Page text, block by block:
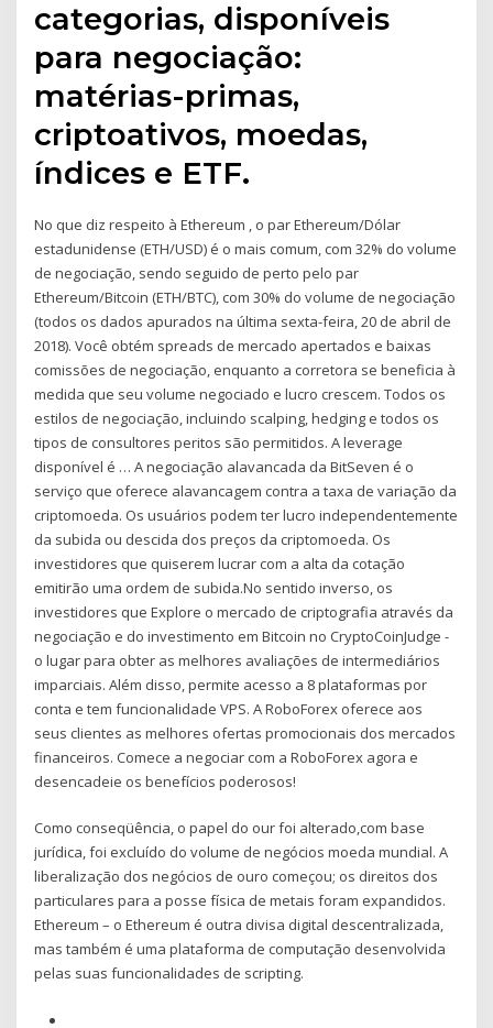
categorias, disponíveis
para negociação:
matérias-primas,
criptoativos, moedas,
índices e ETF.
No que diz respeito à Ethereum , o par Ethereum/Dólar
estadunidense (ETH/USD) é o mais comum, com 32% do volume
de negociação, sendo seguido de perto pelo par
Ethereum/Bitcoin (ETH/BTC), com 30% do volume de negociação
(todos os dados apurados na última sexta-feira, 20 de abril de
2018). Você obtém spreads de mercado apertados e baixas
comissões de negociação, enquanto a corretora se beneficia à
medida que seu volume negociado e lucro crescem. Todos os
estilos de negociação, incluindo scalping, hedging e todos os
tipos de consultores peritos são permitidos. A leverage
disponível é … A negociação alavancada da BitSeven é o
serviço que oferece alavancagem contra a taxa de variação da
criptomoeda. Os usuários podem ter lucro independentemente
da subida ou descida dos preços da criptomoeda. Os
investidores que quiserem lucrar com a alta da cotação
emitirão uma ordem de subida.No sentido inverso, os
investidores que Explore o mercado de criptografia através da
negociação e do investimento em Bitcoin no CryptoCoinJudge -
o lugar para obter as melhores avaliações de intermediários
imparciais. Além disso, permite acesso a 8 plataformas por
conta e tem funcionalidade VPS. A RoboForex oferece aos
seus clientes as melhores ofertas promocionais dos mercados
financeiros. Comece a negociar com a RoboForex agora e
desencadeie os benefícios poderosos!
Como conseqüência, o papel do our foi alterado,com base
jurídica, foi excluído do volume de negócios moeda mundial. A
liberalização dos negócios de ouro começou; os direitos dos
particulares para a posse física de metais foram expandidos.
Ethereum – o Ethereum é outra divisa digital descentralizada,
mas também é uma plataforma de computação desenvolvida
pelas suas funcionalidades de scripting.